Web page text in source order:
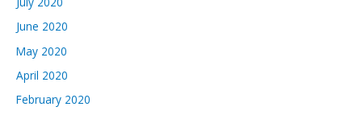
June 2020
May 2020
April 2020
February 2020